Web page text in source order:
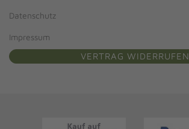
Datenschutz
Impressum
VERTRAG WIDERRUFEN